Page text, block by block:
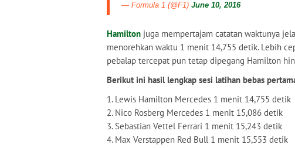
— Formula 1 (@F1) June 10, 2016
Hamilton juga mempertajam catatan waktunya
menorehkan waktu 1 menit 14,755 detik. Lebih
pebalap tercepat pun tetap dipegang Hamilton
Berikut ini hasil lengkap sesi latihan bebas
1. Lewis Hamilton Mercedes 1 menit 14,755 detik
2. Nico Rosberg Mercedes 1 menit 15,086 detik
3. Sebastian Vettel Ferrari 1 menit 15,243 detik
4. Max Verstappen Red Bull 1 menit 15,553 detik